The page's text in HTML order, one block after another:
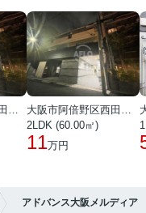
2LDK (60.00㎡)
11万円
アドバンス大阪メルディア